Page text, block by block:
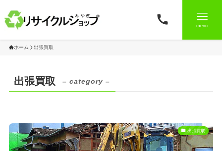
menu
ホーム 出張買取
出張買取 – category –
出張買取